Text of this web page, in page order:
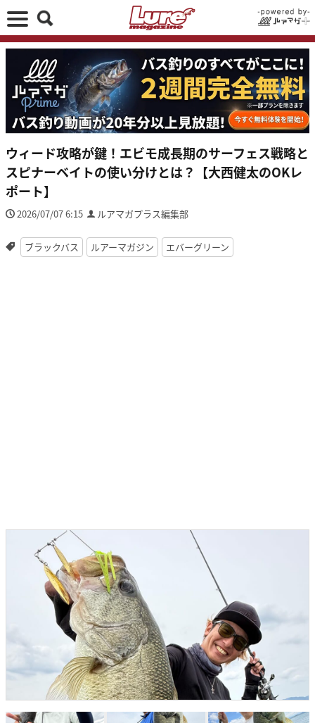
ウィード攻略が鍵！エビモ成長期のサーフェス戦略と
スピナーベイトの使い分けとは？【大西健太のOKレ
ポート】
2026/07/07 6:15 ルアマガプラス編集部
ブラックバス ルアーマガジン エバーグリーン